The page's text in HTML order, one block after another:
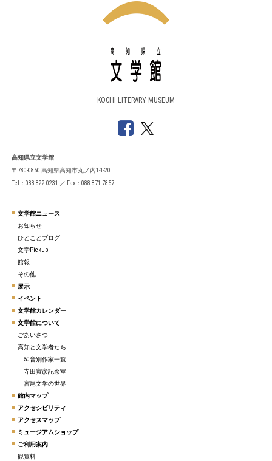
KOCHI LITERARY MUSEUM
高知県立文学館
〒780-0850 高知県高知市丸ノ内1-1-20
Tel：088-822-0231 ／ Fax：088-871-7857
文学館ニュース
お知らせ
ひとことブログ
文学Pickup
館報
その他
展示
イベント
文学館カレンダー
文学館について
ごあいさつ
高知と文学者たち
50音別作家一覧
寺田寅彦記念室
宮尾文学の世界
館内マップ
アクセシビリティ
アクセスマップ
ミュージアムショップ
ご利用案内
観覧料